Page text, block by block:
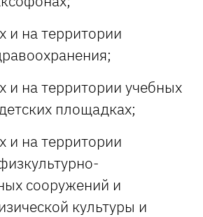
и на территории
и на территории учебных
площадках;
и на территории
сооружений и
культуры и